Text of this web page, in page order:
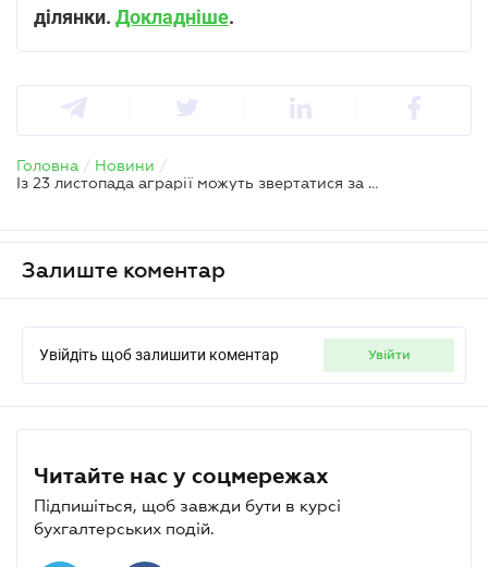
ділянки. Докладніше.
Головна / Новини /
Із 23 листопада аграрії можуть звертатися за отриманням державної допомоги
Залиште коментар
Увійдіть щоб залишити коментар увійти
Читайте нас у соцмережах
Підпишіться, щоб завжди бути в курсі
бухгалтерських подій.